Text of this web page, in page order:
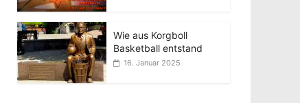
Wie aus Korgboll
Basketball entstand
16. Januar 2025